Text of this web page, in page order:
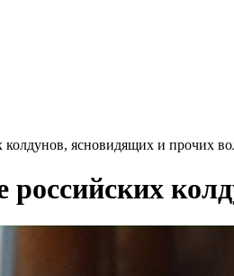
колдунов, ясновидящих и прочих
российских